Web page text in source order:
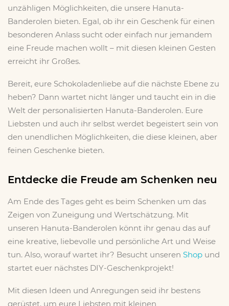
unzähligen Möglichkeiten, die unsere Hanuta-
Banderolen bieten. Egal, ob ihr ein Geschenk für einen
besonderen Anlass sucht oder einfach nur jemandem
eine Freude machen wollt – mit diesen kleinen Gesten
erreicht ihr Großes.
Bereit, eure Schokoladenliebe auf die nächste Ebene zu
heben? Dann wartet nicht länger und taucht ein in die
Welt der personalisierten Hanuta-Banderolen. Eure
Liebsten und auch ihr selbst werdet begeistert sein von
den unendlichen Möglichkeiten, die diese kleinen, aber
feinen Geschenke bieten.
Entdecke die Freude am Schenken neu
Am Ende des Tages geht es beim Schenken um das
Zeigen von Zuneigung und Wertschätzung. Mit
unseren Hanuta-Banderolen könnt ihr genau das auf
eine kreative, liebevolle und persönliche Art und Weise
tun. Also, worauf wartet ihr? Besucht unseren Shop und
startet euer nächstes DIY-Geschenkprojekt!
Mit diesen Ideen und Anregungen seid ihr bestens
gerüstet, um eure Liebsten mit kleinen